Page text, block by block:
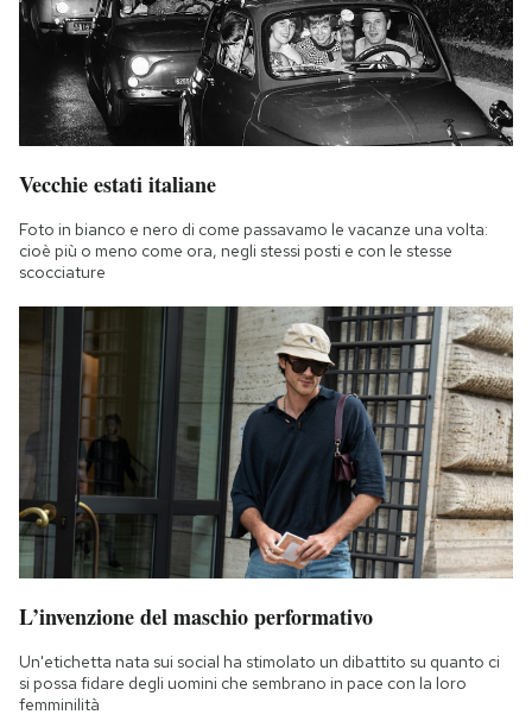
AREA PERSONALE
Area Personale
Newsletter
Regala il Post
Hai bisogno di aiuto?
Esci
Vecchie estati italiane
Foto in bianco e nero di come passavamo le vacanze una volta:
cioè più o meno come ora, negli stessi posti e con le stesse
scocciature
L’invenzione del maschio performativo
Un'etichetta nata sui social ha stimolato un dibattito su quanto ci
si possa fidare degli uomini che sembrano in pace con la loro
femminilità